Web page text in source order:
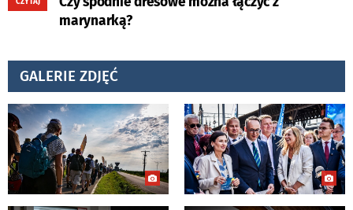
marynarką?
GALERIE ZDJĘĆ